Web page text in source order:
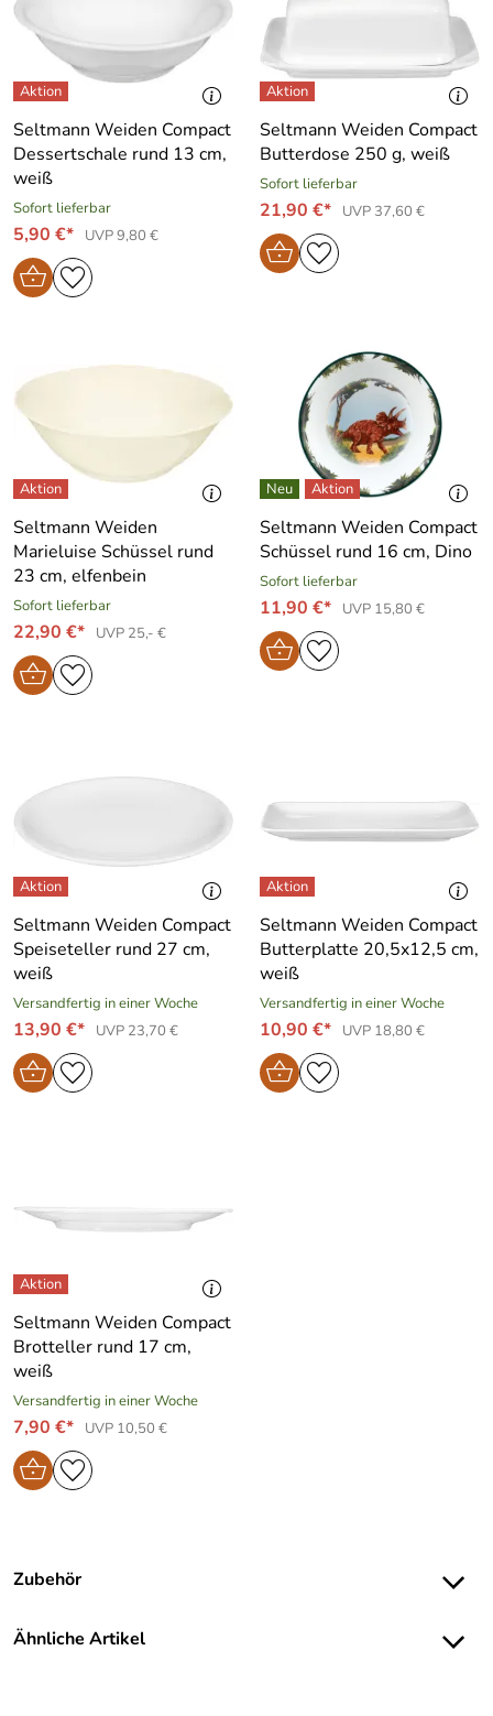
Seltmann Weiden Compact
Dessertschale rund 13 cm,
weiß
Sofort lieferbar
5,90 €* UVP 9,80 €
Seltmann Weiden Compact
Butterdose 250 g, weiß
Sofort lieferbar
21,90 €* UVP 37,60 €
Seltmann Weiden
Marieluise Schüssel rund
23 cm, elfenbein
Sofort lieferbar
22,90 €* UVP 25,- €
Seltmann Weiden Compact
Schüssel rund 16 cm, Dino
Sofort lieferbar
11,90 €* UVP 15,80 €
Seltmann Weiden Compact
Speiseteller rund 27 cm,
weiß
Versandfertig in einer Woche
13,90 €* UVP 23,70 €
Seltmann Weiden Compact
Butterplatte 20,5x12,5 cm,
weiß
Versandfertig in einer Woche
10,90 €* UVP 18,80 €
Seltmann Weiden Compact
Brotteller rund 17 cm,
weiß
Versandfertig in einer Woche
7,90 €* UVP 10,50 €
Zubehör
Ähnliche Artikel